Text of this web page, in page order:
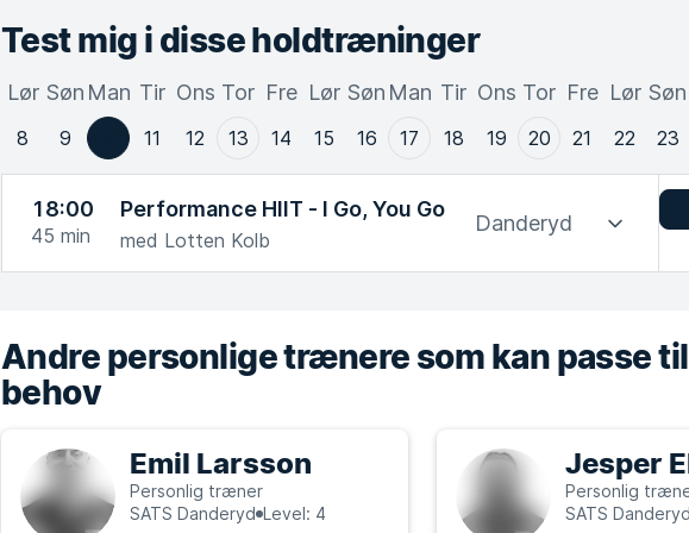
Test mig i disse holdtræninger
Lør
8
Søn
9
Man Tir
11
Ons
12
Tor
13
Fre
14
Lør
15
Søn
16
Man
17
Tir
18
Ons
19
Tor
20
Fre
21
Lør
22
Søn
23
18:00
45 min
Performance HIIT - I Go, You Go
med Lotten Kolb
Danderyd
Andre personlige trænere som kan passe
behov
Emil Larsson
Personlig træner
SATS Danderyd Level: 4
Jesper
Personlig
SATS Danderyd